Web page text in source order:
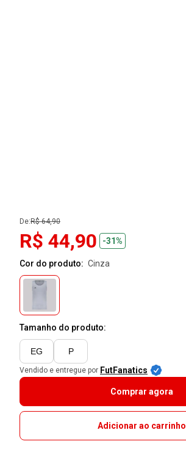
De:R$ 64,90
R$ 44,90 -31%
Cor do produto: cinza
Tamanho do produto:
EG P
Vendido e entregue por FutFanatics
Comprar agora
Adicionar ao carrinho